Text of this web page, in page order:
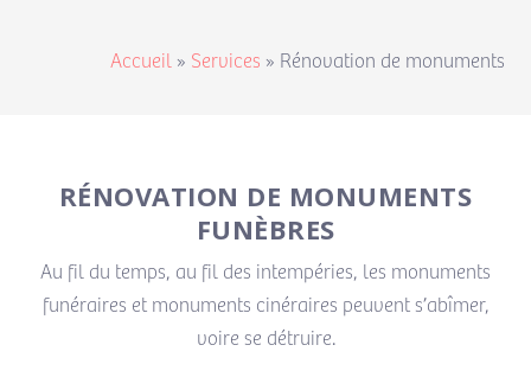
Accueil» Services » Rénovation de monuments
RÉNOVATION DE MONUMENTS
FUNÈBRES
Au fil du temps, au fil des intempéries, les monuments
funéraires et monuments cinéraires peuvent s’abîmer,
voire se détruire.